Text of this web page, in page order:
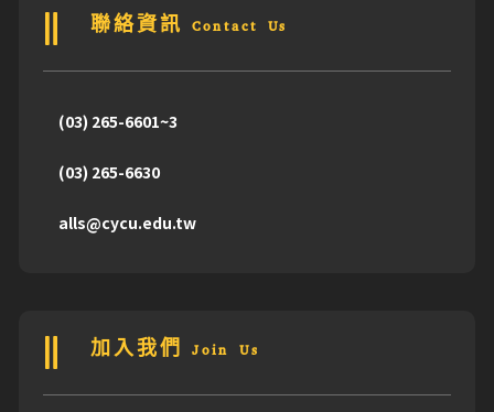
聯絡資訊 Contact Us
(03) 265-6601~3
(03) 265-6630
alls@cycu.edu.tw
加入我們 Join Us